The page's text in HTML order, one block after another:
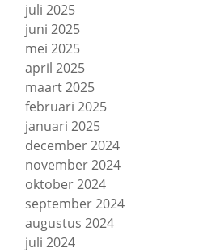
juli 2025
juni 2025
mei 2025
april 2025
maart 2025
februari 2025
januari 2025
december 2024
november 2024
oktober 2024
september 2024
augustus 2024
juli 2024